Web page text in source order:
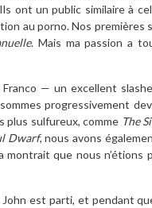
ont un public similaire à
au porno. Nos
. Mais ma passion a
— un excellent
progressivement
plus sulfureux, comme The
Dwarf, nous avons
que nous n’étions
est parti, et pendant